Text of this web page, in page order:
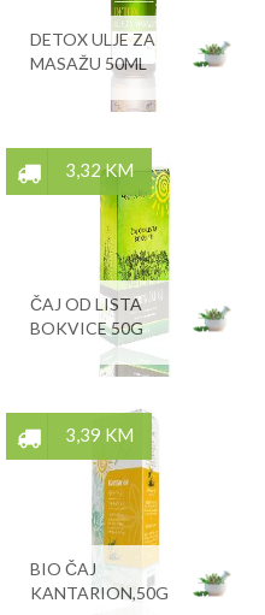
DETOX ULJE ZA
MASAŽU 50ML
3,32 KM
ČAJ OD LISTA
BOKVICE 50G
3,39 KM
BIO ČAJ
KANTARION,50G